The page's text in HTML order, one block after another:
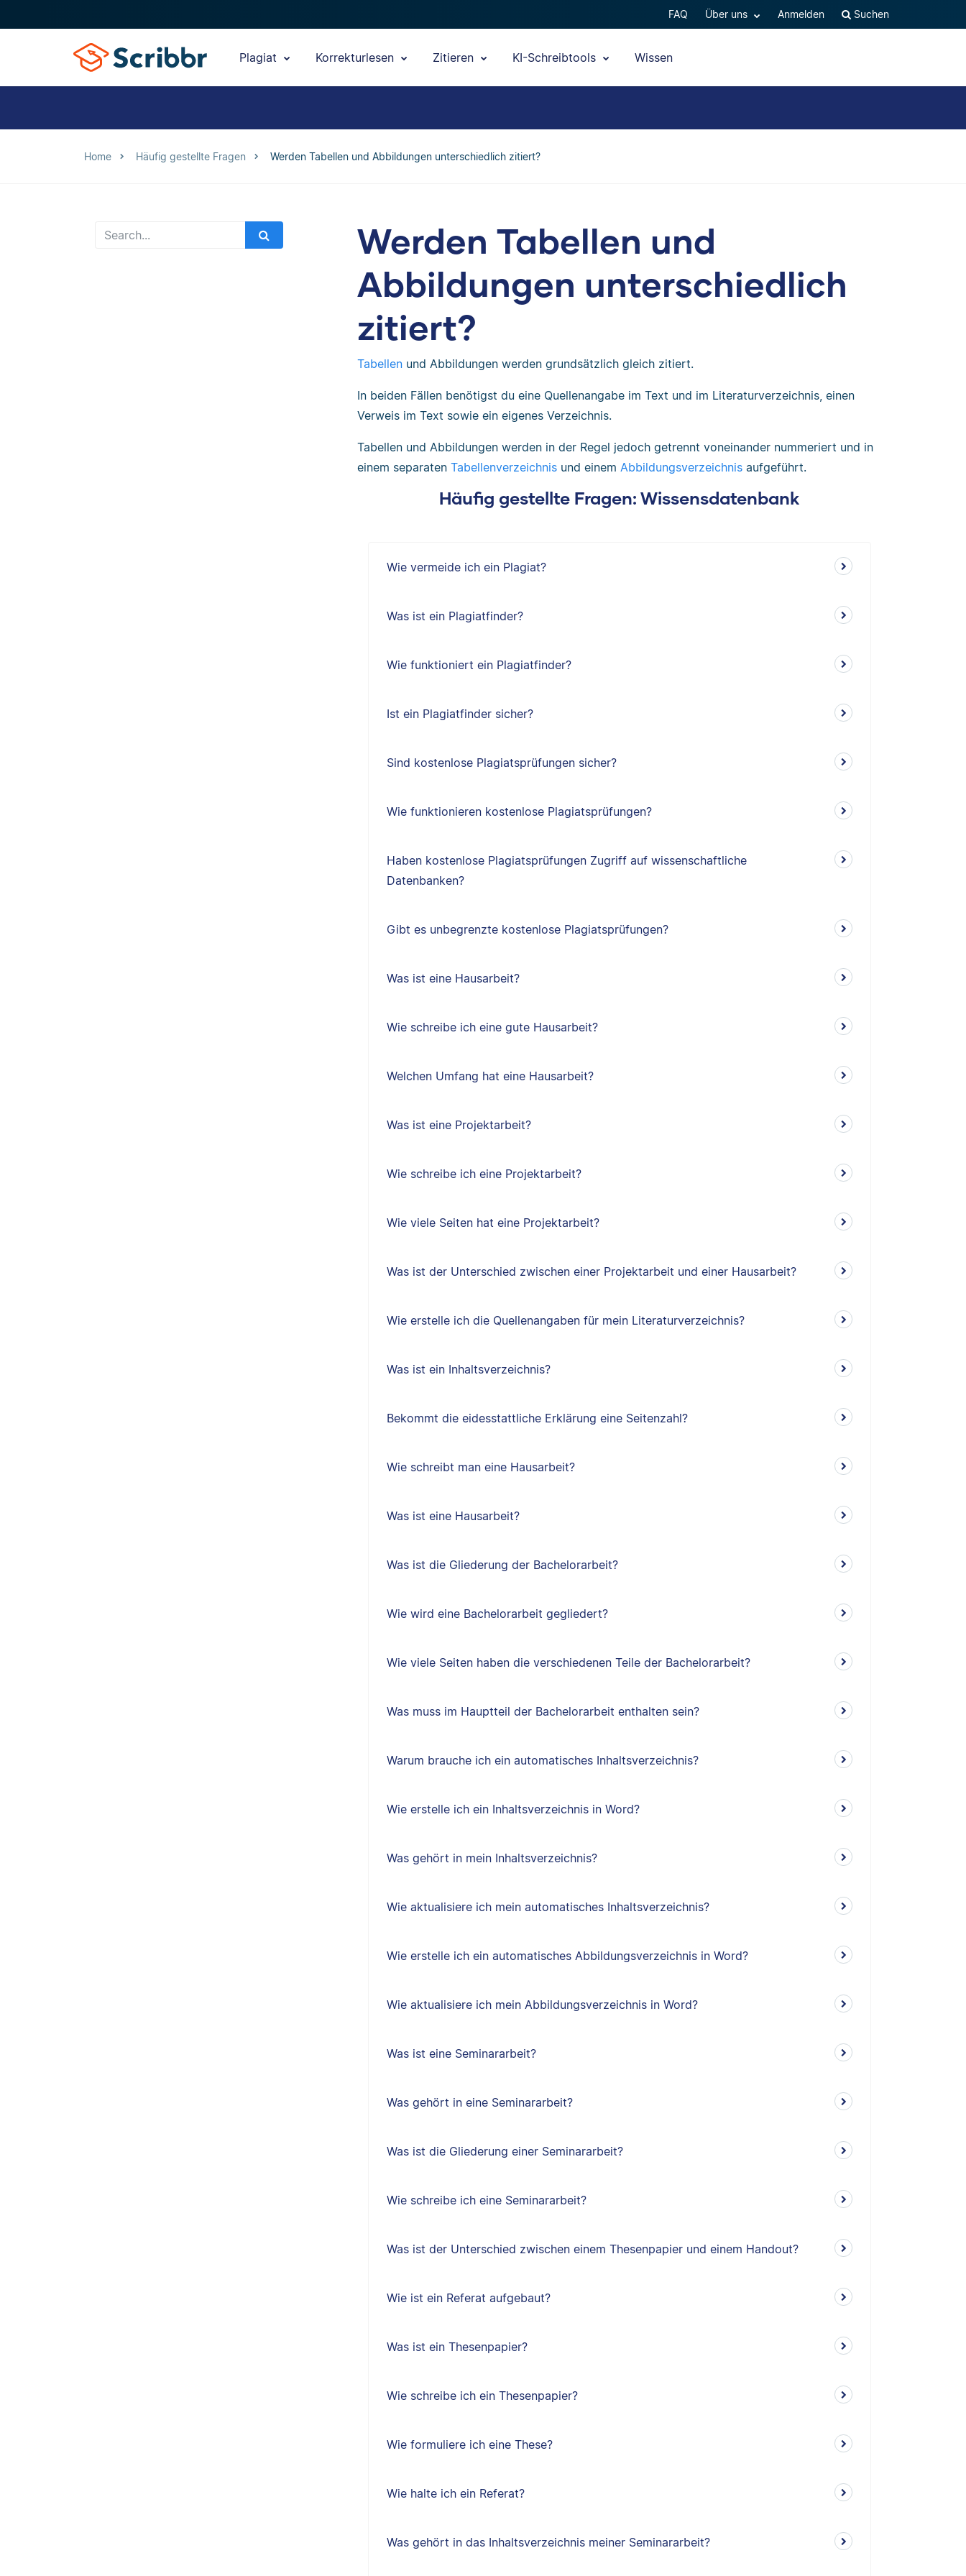
FAQ Über uns Anmelden Suchen
Plagiat Korrekturlesen Zitieren KI-Schreibtools Wissen
Home Häufig gestellte Fragen Werden Tabellen und Abbildungen unterschiedlich zitiert?
Werden Tabellen und
Abbildungen unterschiedlich
zitiert?
Tabellenund Abbildungen werden grundsätzlich gleich zitiert.
In beiden Fällen benötigst du eine Quellenangabe im Text und im Literaturverzeichnis, einen
Verweis im Text sowie ein eigenes Verzeichnis.
Tabellen und Abbildungen werden in der Regel jedoch getrennt voneinander nummeriert und in
einem separaten Tabellenverzeichnisund einem Abbildungsverzeichnisaufgeführt.
Häufig gestellte Fragen: Wissensdatenbank
Wie vermeide ich ein Plagiat?
Was ist ein Plagiatfinder?
Wie funktioniert ein Plagiatfinder?
Ist ein Plagiatfinder sicher?
Sind kostenlose Plagiatsprüfungen sicher?
Wie funktionieren kostenlose Plagiatsprüfungen?
Haben kostenlose Plagiatsprüfungen Zugriff auf wissenschaftliche
Datenbanken?
Gibt es unbegrenzte kostenlose Plagiatsprüfungen?
Was ist eine Hausarbeit?
Wie schreibe ich eine gute Hausarbeit?
Welchen Umfang hat eine Hausarbeit?
Was ist eine Projektarbeit?
Wie schreibe ich eine Projektarbeit?
Wie viele Seiten hat eine Projektarbeit?
Was ist der Unterschied zwischen einer Projektarbeit und einer Hausarbeit?
Wie erstelle ich die Quellenangaben für mein Literaturverzeichnis?
Was ist ein Inhaltsverzeichnis?
Bekommt die eidesstattliche Erklärung eine Seitenzahl?
Wie schreibt man eine Hausarbeit?
Was ist eine Hausarbeit?
Was ist die Gliederung der Bachelorarbeit?
Wie wird eine Bachelorarbeit gegliedert?
Wie viele Seiten haben die verschiedenen Teile der Bachelorarbeit?
Was muss im Hauptteil der Bachelorarbeit enthalten sein?
Warum brauche ich ein automatisches Inhaltsverzeichnis?
Wie erstelle ich ein Inhaltsverzeichnis in Word?
Was gehört in mein Inhaltsverzeichnis?
Wie aktualisiere ich mein automatisches Inhaltsverzeichnis?
Wie erstelle ich ein automatisches Abbildungsverzeichnis in Word?
Wie aktualisiere ich mein Abbildungsverzeichnis in Word?
Was ist eine Seminararbeit?
Was gehört in eine Seminararbeit?
Was ist die Gliederung einer Seminararbeit?
Wie schreibe ich eine Seminararbeit?
Was ist der Unterschied zwischen einem Thesenpapier und einem Handout?
Wie ist ein Referat aufgebaut?
Was ist ein Thesenpapier?
Wie schreibe ich ein Thesenpapier?
Wie formuliere ich eine These?
Wie halte ich ein Referat?
Was gehört in das Inhaltsverzeichnis meiner Seminararbeit?